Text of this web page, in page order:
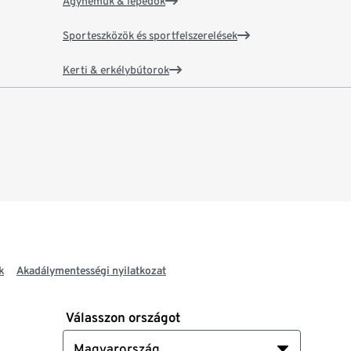
Sporteszközök és sportfelszerelések
Kerti & erkélybútorok
Akadálymentességi nyilatkozat
Válasszon országot